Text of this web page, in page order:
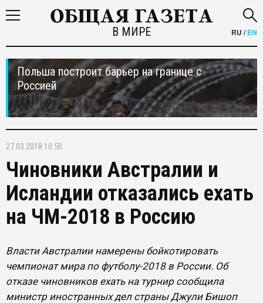
В МИРЕ RU /EN
Польша построит барьер на границе с
Россией
27.03.2018 10:50
Чиновники Австралии и
Исландии отказались ехать
на ЧМ-2018 в Россию
Власти Австралии намерены бойкотировать
чемпионат мира по футболу-2018 в России. Об
отказе чиновников ехать на турнир сообщила
министр иностранных дел страны Джули Бишоп